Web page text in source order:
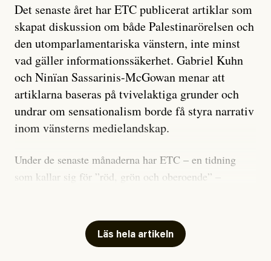
Det senaste året har ETC publicerat artiklar som
skapat diskussion om både Palestinarörelsen och
den utomparlamentariska vänstern, inte minst
vad gäller informationssäkerhet. Gabriel Kuhn
och Ninïan Sassarinis-McGowan menar att
artiklarna baseras på tvivelaktiga grunder och
undrar om sensationalism borde få styra narrativ
inom vänsterns medielandskap.
Under de senaste månaderna har ETC – en tidning
som kallar sig för ”röd, grön och oberoende” –
skriver för? Vad betyder det att vara en ”röd, grön och
oberoende” tidning? Och vad är egentligen bra
Läs hela artikeln